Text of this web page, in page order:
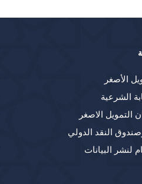
الأصغر
الشرعية
التمويل الاصغر
النقد الدولي
لنشر البيانات